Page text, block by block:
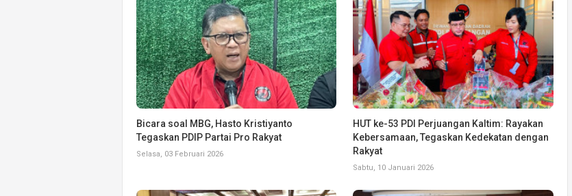
Bicara soal MBG, Hasto Kristiyanto
Tegaskan PDIP Partai Pro Rakyat
Selasa, 03 Februari 2026
HUT ke-53 PDI Perjuangan Kaltim: Rayakan
Kebersamaan, Tegaskan Kedekatan dengan
Rakyat
Sabtu, 10 Januari 2026